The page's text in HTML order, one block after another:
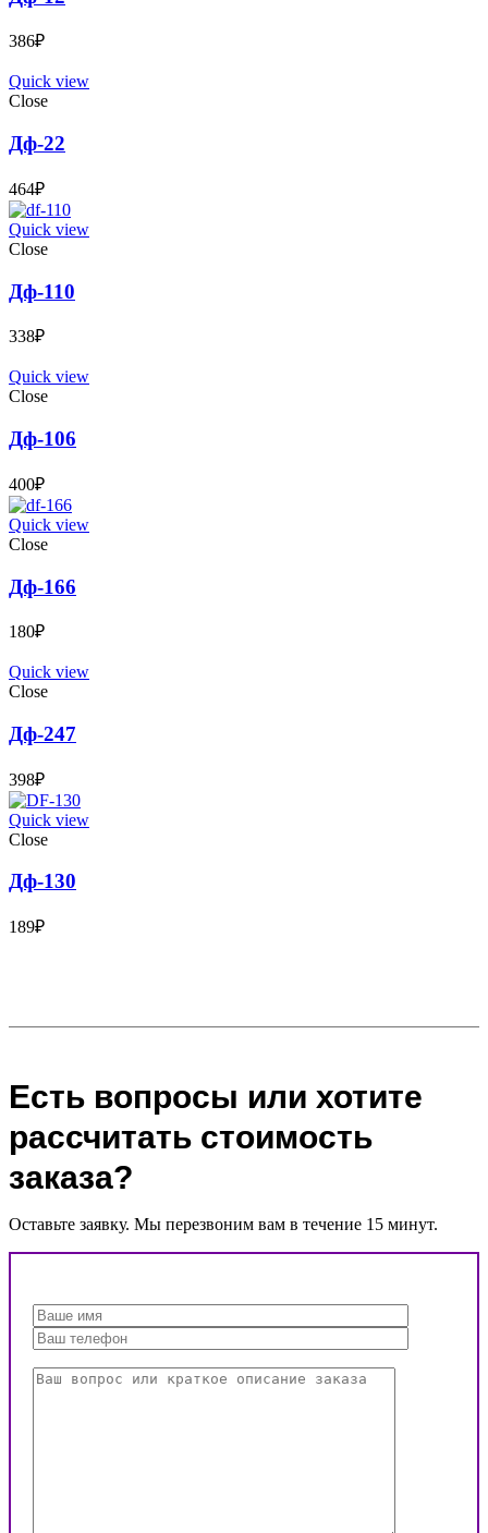
386₽
Quick view
Close
Дф-22
464₽
Quick view
Close
Дф-110
338₽
Quick view
Close
Дф-106
400₽
Quick view
Close
Дф-166
180₽
Quick view
Close
Дф-247
398₽
Quick view
Close
Дф-130
189₽
Есть вопросы или хотите
рассчитать стоимость
заказа?
Оставьте заявку. Мы перезвоним вам в течение 15 минут.